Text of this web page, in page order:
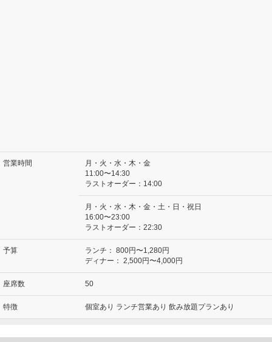
営業時間
月・火・水・木・金
11:00〜14:30
ラストオーダー：14:00
月・火・水・木・金・土・日・祝日
16:00〜23:00
ラストオーダー：22:30
予算 ランチ： 800円〜1,280円
ディナー： 2,500円〜4,000円
座席数 50
特徴 個室あり ランチ営業あり 飲み放題プランあり